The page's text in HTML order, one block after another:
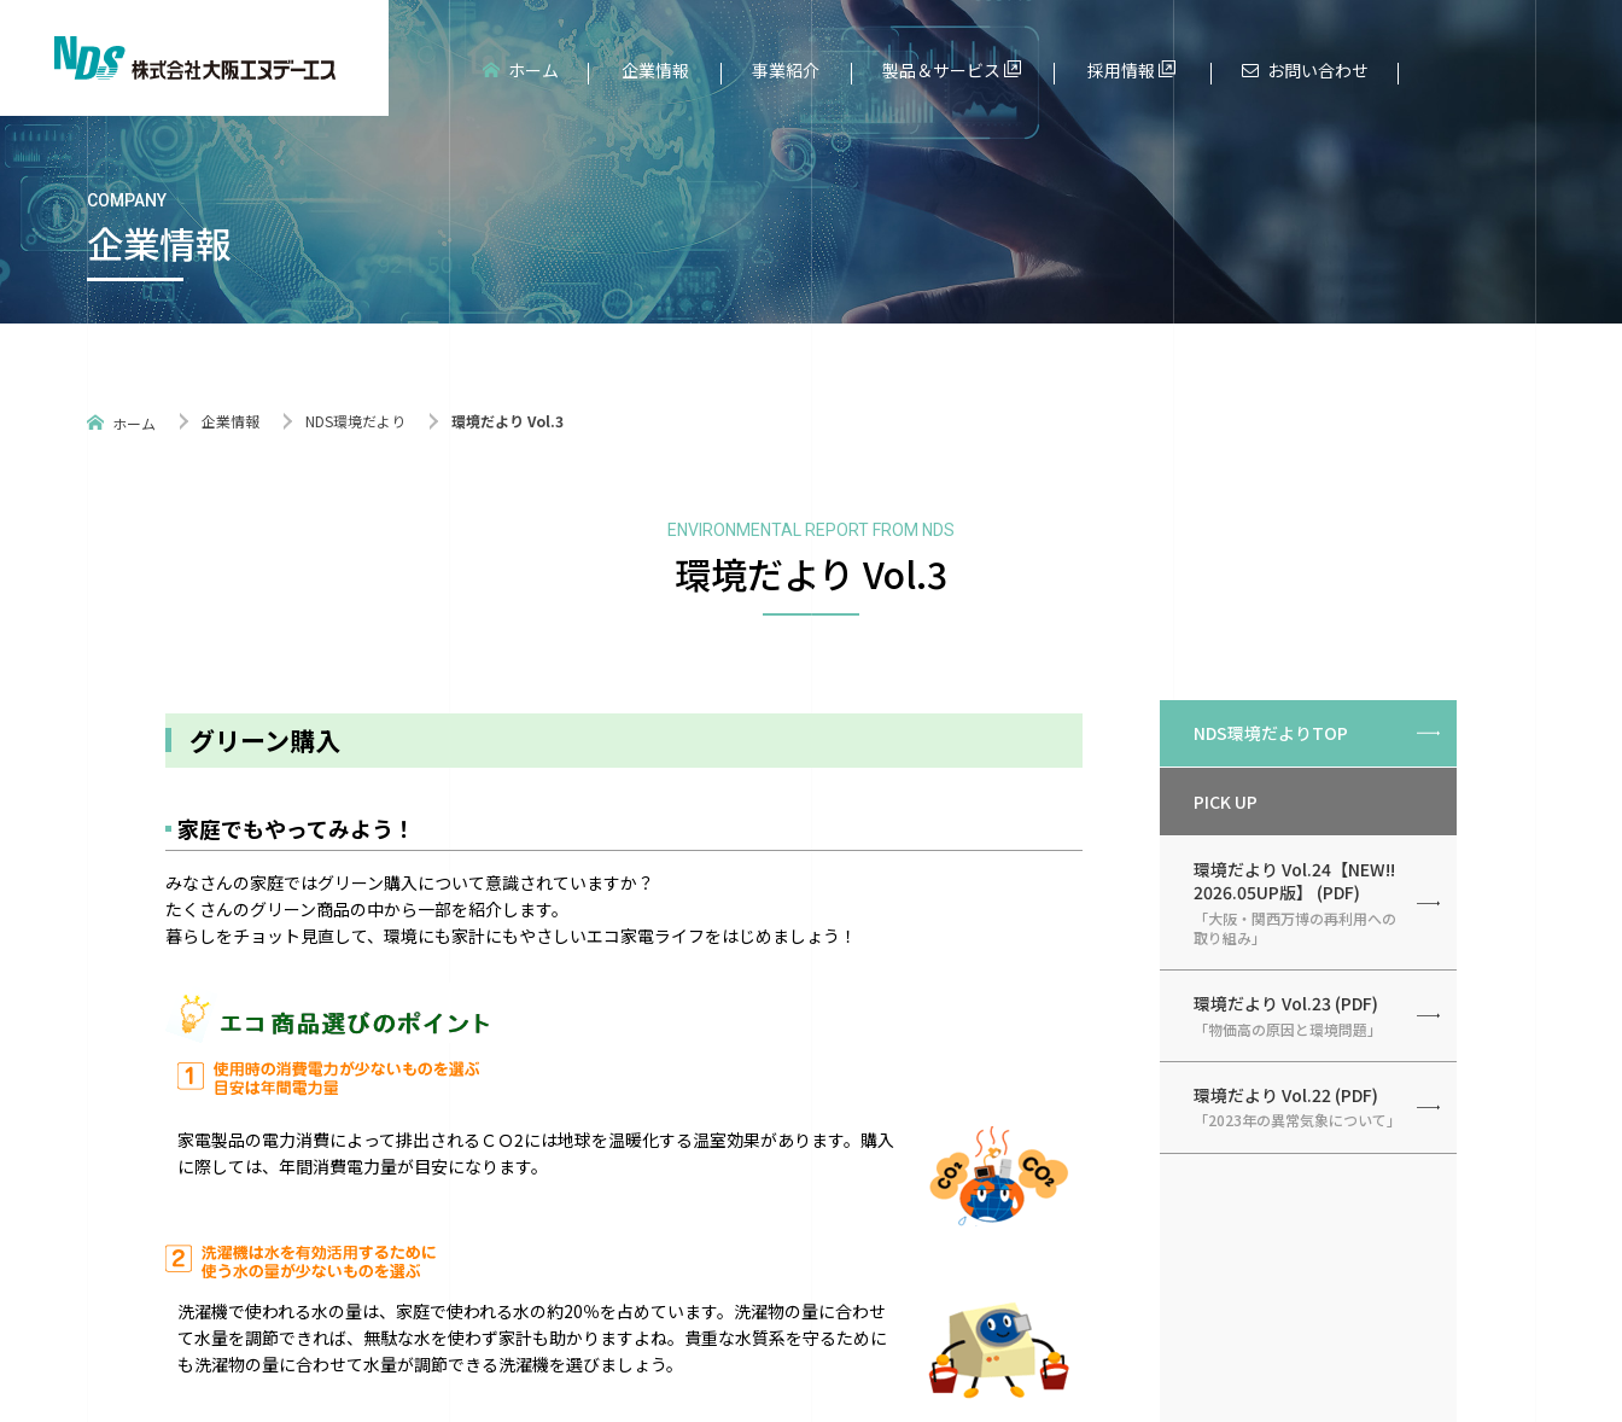
ホーム 企業情報
個人情報保護について
事業紹介 製品＆サービス 採用情報 お問い合わせ
COMPANY
企業情報
ホーム 企業情報 NDS環境だより 環境だより Vol.3
ENVIRONMENTAL REPORT FROM NDS
環境だより Vol.3
グリーン購入
家庭でもやってみよう！
みなさんの家庭ではグリーン購入について意識されていますか？
たくさんのグリーン商品の中から一部を紹介します。
暮らしをチョット見直して、環境にも家計にもやさしいエコ家電ライフをはじめましょう！
家電製品の電力消費によって排出されるＣＯ2には地球を温暖化する温室効果があります。購入
に際しては、年間消費電力量が目安になります。
洗濯機で使われる水の量は、家庭で使われる水の約20％を占めています。洗濯物の量に合わせ
て水量を調節できれば、無駄な水を使わず家計も助かりますよね。貴重な水質系を守るために
も洗濯物の量に合わせて水量が調節できる洗濯機を選びましょう。
NDS環境だよりTOP
PICK UP
環境だより Vol.24【NEW!!
2026.05UP版】 (PDF)
「大阪・関西万博の再利用への
取り組み」
環境だより Vol.23 (PDF)
「物価高の原因と環境問題」
環境だより Vol.22 (PDF)
「2023年の異常気象について」